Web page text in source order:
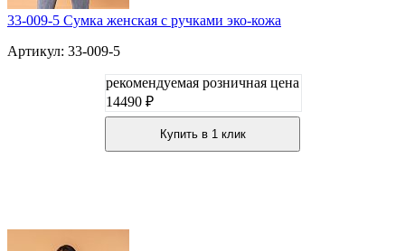
33-009-5 Сумка женская с ручками эко-кожа
Артикул: 33-009-5
рекомендуемая розничная цена
14490 ₽
Купить в 1 клик